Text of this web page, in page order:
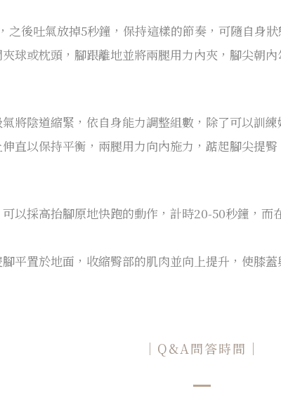
之後吐氣放掉5秒鐘，保持這樣的節奏，可隨自身
球或枕頭，腳跟離地並將兩腿用力內夾，腳尖朝
將陰道縮緊，依自身能力調整組數，除了可以訓
直以保持平衡，兩腿用力向內施力，踮起腳尖提
以採高抬腳原地快跑的動作，計時20-50秒鐘，
平置於地面，收縮臀部的肌肉並向上提升，使膝
｜Q&A問答時間｜